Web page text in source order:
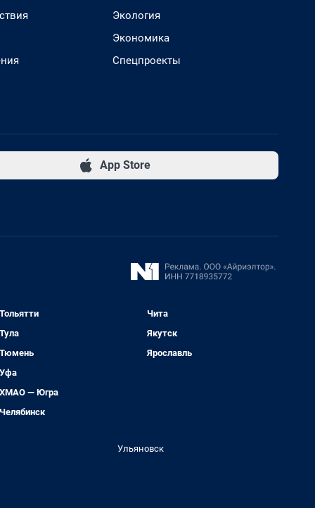
Экология
Экономика
Спецпроекты
App Store
Тольятти
Тула
Тюмень
Уфа
ХМАО — Югра
Челябинск
Чита
Якутск
Ярославль
Ульяновск